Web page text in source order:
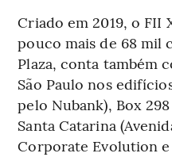
Criado em 2019, o FII
pouco mais de 68 mil
Plaza, conta também
São Paulo nos
pelo Nubank), Box
Santa Catarina
Corporate Evolution